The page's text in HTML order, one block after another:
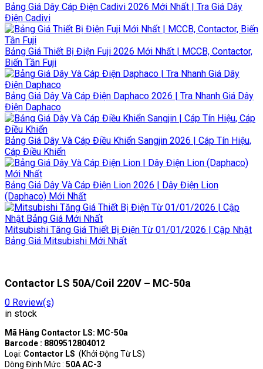
Bảng Giá Dây Cáp Điện Cadivi 2026 Mới Nhất | Tra Giá Dây
Điện Cadivi
Bảng Giá Thiết Bị Điện Fuji 2026 Mới Nhất | MCCB, Contactor,
Biến Tần Fuji
Bảng Giá Dây Và Cáp Điện Daphaco 2026 | Tra Nhanh Giá Dây
Điện Daphaco
Bảng Giá Dây Và Cáp Điều Khiển Sangjin 2026 | Cáp Tín Hiệu,
Cáp Điều Khiển
Bảng Giá Dây Và Cáp Điện Lion 2026 | Dây Điện Lion
(Daphaco) Mới Nhất
Mitsubishi Tăng Giá Thiết Bị Điện Từ 01/01/2026 | Cập Nhật
Bảng Giá Mitsubishi Mới Nhất
Contactor LS 50A/Coil 220V – MC-50a
0 Review(s)
in stock
Mã Hàng Contactor LS: MC-50a
Barcode : 8809512804012
Loại: Contactor LS (Khởi Động Từ LS)
Dòng Định Mức : 50A AC-3